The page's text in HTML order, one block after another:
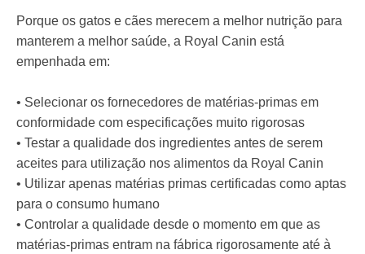
Porque os gatos e cães merecem a melhor nutrição para
manterem a melhor saúde, a Royal Canin está
empenhada em:
• Selecionar os fornecedores de matérias-primas em
conformidade com especificações muito rigorosas
• Testar a qualidade dos ingredientes antes de serem
aceites para utilização nos alimentos da Royal Canin
• Utilizar apenas matérias primas certificadas como aptas
para o consumo humano
• Controlar a qualidade desde o momento em que as
matérias-primas entram na fábrica rigorosamente até à